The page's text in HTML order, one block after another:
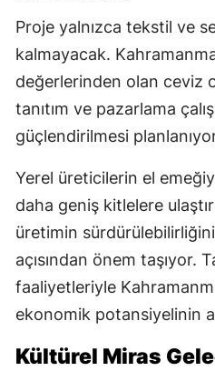
Proje yalnızca tekstil ve
kalmayacak.
değerlerinden olan ceviz
tanıtım ve pazarlama
güçlendirilmesi
Yerel üreticilerin el
daha geniş kitlelere
üretimin
açısından önem taşıyor.
faaliyetleriyle
ekonomik potansiyelinin
Kültürel Miras